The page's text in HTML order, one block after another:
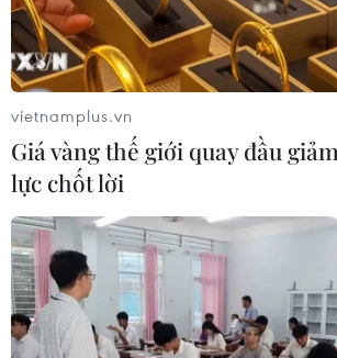
07/08/2026 02:37
Nhanh chóng hoàn thiện dự
án kết nối vùng, sân bay Long Thành
06/08/2026 15:07
Sẽ thi công đồng loạt Dự án cao tốc
Vinh-Thanh Thủy trong tháng 9
06/08/2026 12:25
vietnamplus.vn
Giá vàng thế giới quay đầu
lực chốt lời